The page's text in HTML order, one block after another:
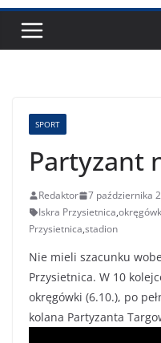
SPORT
Partyzant
Redaktor
7 października
Iskra Przysietnica,
Przysietnica,stadion
Nie mieli szacunku
Przysietnica. W 10
okręgówki (6.10.), po
kolana Partyzanta